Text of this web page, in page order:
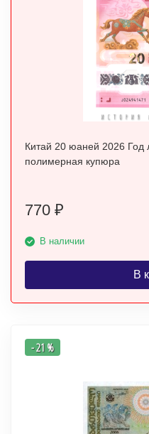
Китай 20 юаней 2026 Год
полимерная купюра
770 ₽
В наличии
В
- 21 %